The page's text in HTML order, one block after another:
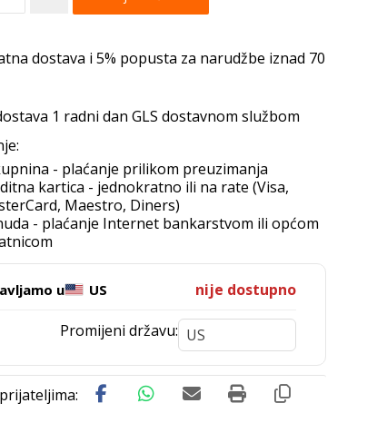
dostava i 5% popusta za narudžbe iznad 70
1 radni dan GLS dostavnom službom
- plaćanje prilikom preuzimanja
kartica - jednokratno ili na rate (Visa,
Maestro, Diners)
- plaćanje Internet bankarstvom ili općom
u US nije dostupno
Promijeni državu: